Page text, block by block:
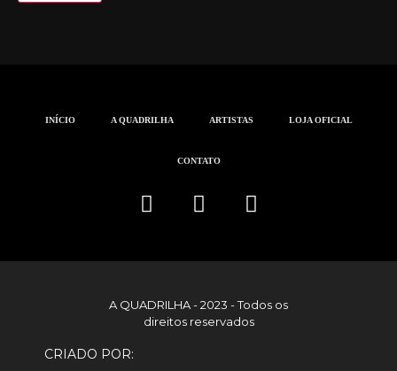
INÍCIO A QUADRILHA ARTISTAS LOJA OFICIAL
CONTATO
A QUADRILHA - 2023 - Todos os
direitos reservados
CRIADO POR: